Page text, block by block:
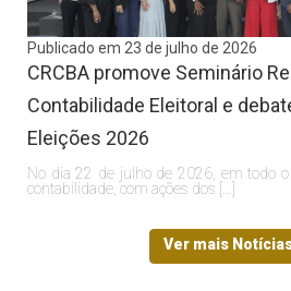
Publicado em 23 de julho de 2026
CRCBA promove Seminário
Contabilidade Eleitoral e
Eleições 2026
No dia 22 de julho de 2026, em todo
contabilidade, com ações dos […]
Ver mais